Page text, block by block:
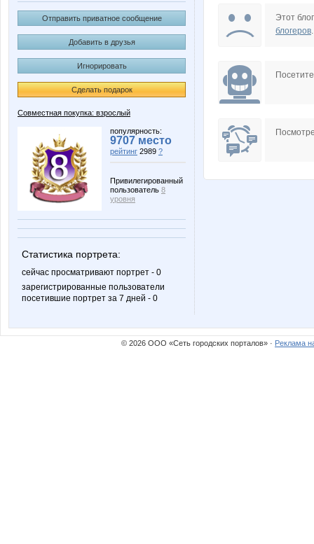
Отправить приватное сообщение
Добавить в друзья
Игнорировать
Сделать подарок
Совместная покупка: взрослый
популярность:
9707 место
рейтинг 2989 ?
Привилегированный
пользователь 8
уровня
Статистика портрета:
сейчас просматривают портрет - 0
зарегистрированные пользователи
посетившие портрет за 7 дней - 0
androlena
марг0ша
Этот
блогеров.
© 2026 ООО «Сеть городских порталов» · Реклама